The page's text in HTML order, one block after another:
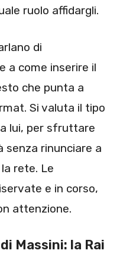
ruolo affidargli.
di
a come inserire il
che punta a
Si valuta il tipo
lui, per sfruttare
senza rinunciare a
rete. Le
e in corso,
attenzione.
Massini: la Rai